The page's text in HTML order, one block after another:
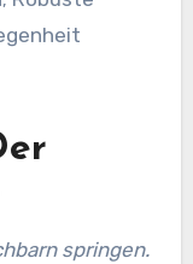
springen.